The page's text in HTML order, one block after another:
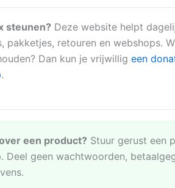
steunen? Deze website helpt
pakketjes, retouren en webshops.
Dan kun je vrijwillig een
.
een product? Stuur gerust een
Deel geen wachtwoorden,